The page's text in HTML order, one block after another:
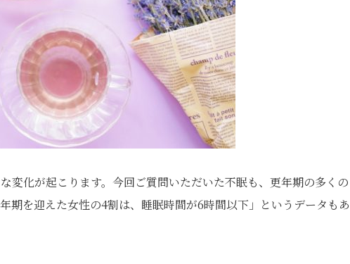
変化が起こります。今回ご質問いただいた不眠も、更年期の多くの
期を迎えた女性の4割は、睡眠時間が6時間以下」というデータもあ